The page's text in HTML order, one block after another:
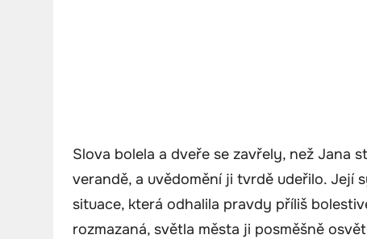
Slova bolela a dveře se zavřely, než Jana
verandě, a uvědomění ji tvrdě udeřilo. Její
situace, která odhalila pravdy příliš
rozmazaná, světla města ji posměšně